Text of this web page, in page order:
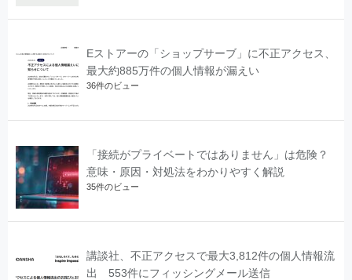
Eストアーの「ショップサーブ」に不正アクセス、
最大約885万件の個人情報が漏えい
36件のビュー
「接続がプライベートではありません」は危険？
意味・原因・対処法をわかりやすく解説
35件のビュー
講談社、不正アクセスで最大3,812件の個人情報流
出 553件にフィッシングメール送信